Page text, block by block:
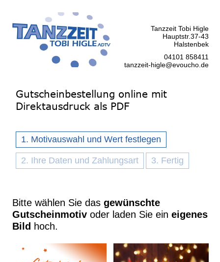
Tanzzeit Tobi Higle
Hauptstr.37-43
Halstenbek
04101 858411
tanzzeit-higle@evoucho.de
Gutscheinbestellung online mit
Direktausdruck als PDF
1. Motivauswahl und Wert festlegen
2. Ihre Daten und Zahlungsart 3. Fertig
Bitte wählen Sie das gewünschte
Gutscheinmotiv oder laden Sie ein eigenes
Bild hoch.